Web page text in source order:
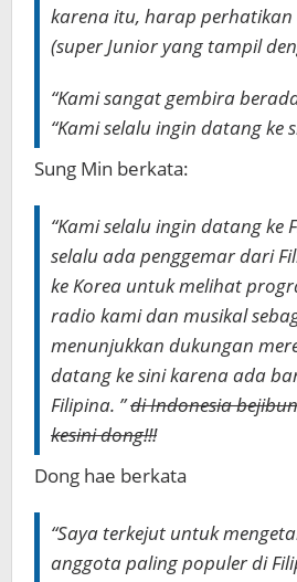
karena itu, harap perhatikan
(super Junior yang tampil
“Kami sangat gembira
“Kami selalu ingin datang ke
Sung Min berkata:
“Kami selalu ingin datang ke
selalu ada penggemar dari
ke Korea untuk melihat
radio kami dan musikal
menunjukkan dukungan
datang ke sini karena ada
Filipina. ”di Indonesia
kesini dong!!!
Dong hae berkata
“Saya terkejut untuk
anggota paling populer di